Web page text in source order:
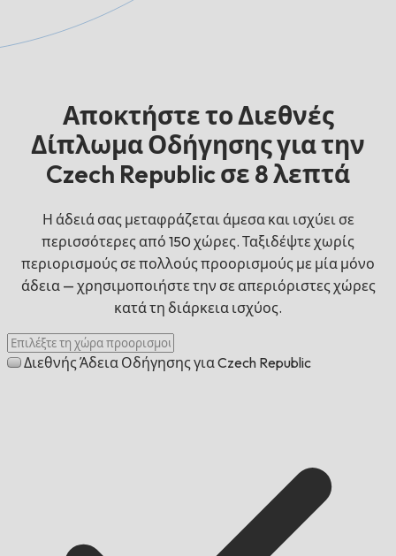
Αποκτήστε το Διεθνές
Δίπλωμα Οδήγησης για την
Czech Republic σε 8 λεπτά
Η άδειά σας μεταφράζεται άμεσα και ισχύει σε
περισσότερες από 150 χώρες. Ταξιδέψτε χωρίς
περιορισμούς σε πολλούς προορισμούς με μία μόνο
άδεια — χρησιμοποιήστε την σε απεριόριστες χώρες
κατά τη διάρκεια ισχύος.
Διεθνής Άδεια Οδήγησης για Czech Republic